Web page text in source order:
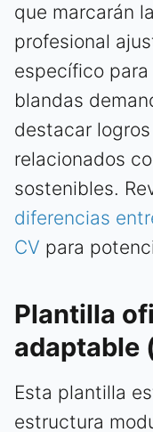
que marcarán
profesional
específico
blandas
destacar
relacionados
sostenibles.
diferencias
CV para
Plantilla
adaptable
Esta plantilla
estructura